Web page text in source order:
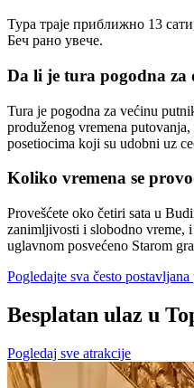
Тура траје приближно 13
Беч рано увече.
Da li je tura pogodna za
Tura je pogodna za većinu
produženog vremena
posetiocima koji su udobni uz
Koliko vremena se
Provešćete oko četiri sata u
zanimljivosti i slobodno vreme,
uglavnom posvećeno Starom
Pogledajte sva često postavljana
Besplatan ulaz u
Pogledaj sve atrakcije